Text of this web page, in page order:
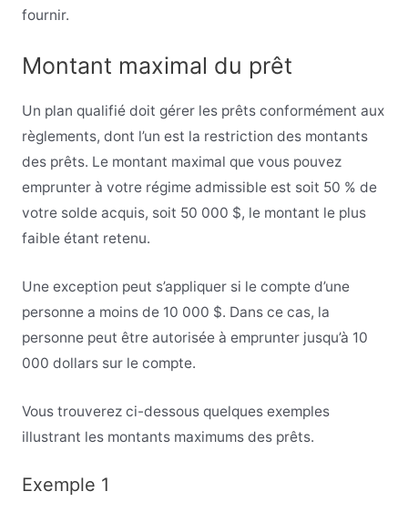
fournir.
Montant maximal du prêt
Un plan qualifié doit gérer les prêts conformément aux
règlements, dont l’un est la restriction des montants
des prêts. Le montant maximal que vous pouvez
emprunter à votre régime admissible est soit 50 % de
votre solde acquis, soit 50 000 $, le montant le plus
faible étant retenu.
Une exception peut s’appliquer si le compte d’une
personne a moins de 10 000 $. Dans ce cas, la
personne peut être autorisée à emprunter jusqu’à 10
000 dollars sur le compte.
Vous trouverez ci-dessous quelques exemples
illustrant les montants maximums des prêts.
Exemple 1